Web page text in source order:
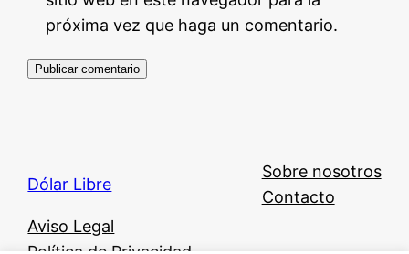
próxima vez que haga un comentario.
Dólar Libre
Sobre nosotros
Contacto
Aviso Legal